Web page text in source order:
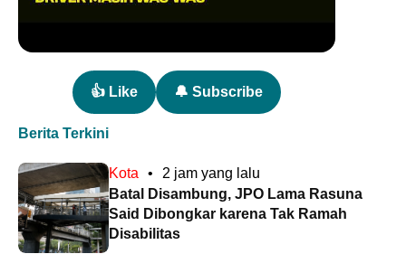
👍 Like 🔔 Subscribe
Berita Terkini
Kota •
2 jam yang lalu
Batal Disambung, JPO Lama Rasuna
Said Dibongkar karena Tak Ramah
Disabilitas